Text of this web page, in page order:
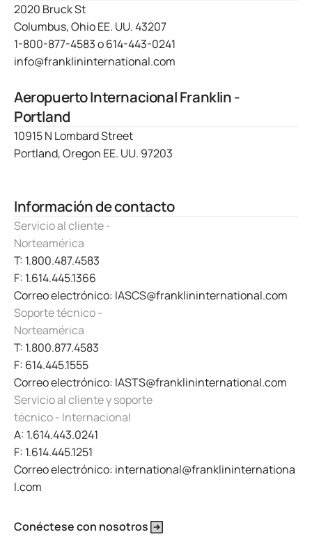
2020 Bruck St
Columbus, Ohio EE. UU. 43207
1-800-877-4583o614-443-0241
info@franklininternational.com
Información de contacto
Servicio al cliente -
Norteamérica
T: 1.800.487.4583
F: 1.614.445.1366
Correo electrónico: IASCS@franklininternational.com
Soporte técnico -
Norteamérica
T: 1.800.877.4583
F: 614.445.1555
Correo electrónico: IASTS@franklininternational.com
Servicio al cliente y soporte
técnico - Internacional
A: 1.614.443.0241
F: 1.614.445.1251
Correo electrónico: international@franklininternationa
l.com
Conéctese con nosotros
Aeropuerto Internacional Franklin -
Portland
10915 N Lombard Street
Portland, Oregon EE. UU. 97203